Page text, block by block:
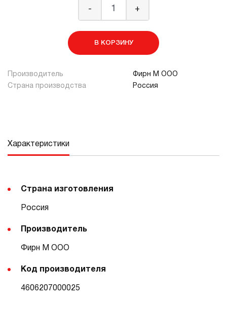
- +
В КОРЗИНУ
Производитель
Фирн М ООО
Страна производства
Россия
Характеристики
Страна изготовления
Россия
Производитель
Фирн М ООО
Код производителя
4606207000025